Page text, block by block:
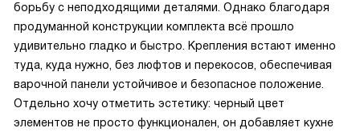
борьбу с неподходящими деталями. Однако благодаря
продуманной конструкции комплекта всё прошло
удивительно гладко и быстро. Крепления встают именно
туда, куда нужно, без люфтов и перекосов, обеспечивая
варочной панели устойчивое и безопасное положение.
Отдельно хочу отметить эстетику: черный цвет
элементов не просто функционален, он добавляет кухне